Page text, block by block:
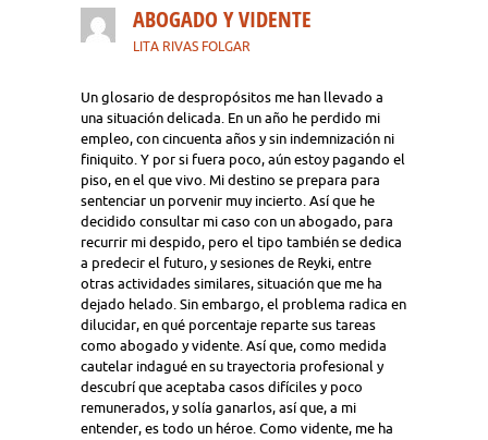
ABOGADO Y VIDENTE
LITA RIVAS FOLGAR
Un glosario de despropósitos me han llevado a
una situación delicada. En un año he perdido mi
empleo, con cincuenta años y sin indemnización ni
finiquito. Y por si fuera poco, aún estoy pagando el
piso, en el que vivo. Mi destino se prepara para
sentenciar un porvenir muy incierto. Así que he
decidido consultar mi caso con un abogado, para
recurrir mi despido, pero el tipo también se dedica
a predecir el futuro, y sesiones de Reyki, entre
otras actividades similares, situación que me ha
dejado helado. Sin embargo, el problema radica en
dilucidar, en qué porcentaje reparte sus tareas
como abogado y vidente. Así que, como medida
cautelar indagué en su trayectoria profesional y
descubrí que aceptaba casos difíciles y poco
remunerados, y solía ganarlos, así que, a mi
entender, es todo un héroe. Como vidente, me ha